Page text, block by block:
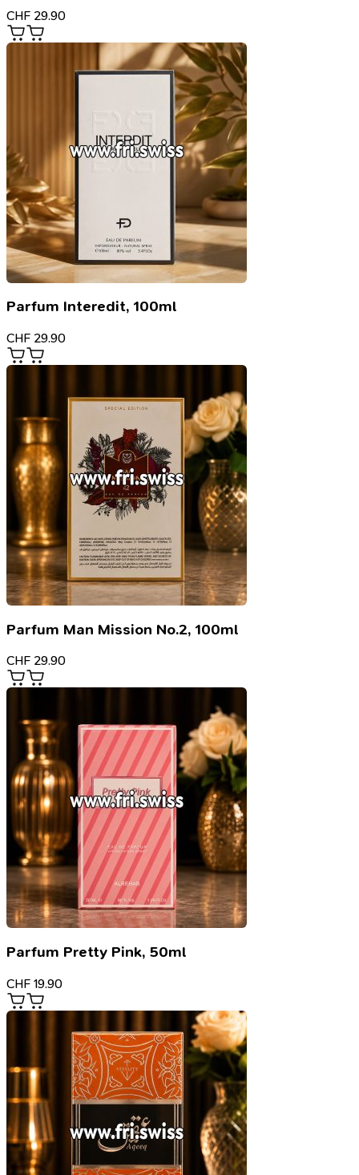
CHF 29.90
Parfum Interedit, 100ml
CHF 29.90
Parfum Man Mission No.2, 100ml
CHF 29.90
Parfum Pretty Pink, 50ml
CHF 19.90